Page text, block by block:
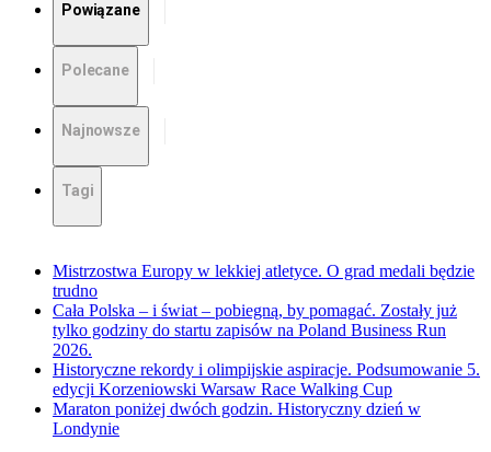
Powiązane
Polecane
Najnowsze
Tagi
Mistrzostwa Europy w lekkiej atletyce. O grad medali będzie
trudno
Cała Polska – i świat – pobiegną, by pomagać. Zostały już
tylko godziny do startu zapisów na Poland Business Run
2026.
Historyczne rekordy i olimpijskie aspiracje. Podsumowanie 5.
edycji Korzeniowski Warsaw Race Walking Cup
Maraton poniżej dwóch godzin. Historyczny dzień w
Londynie